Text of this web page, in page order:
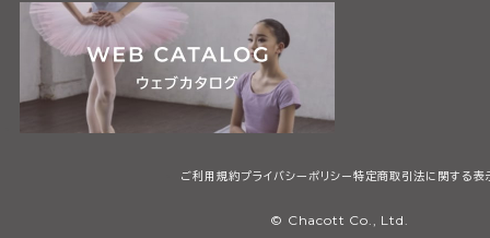
ご利用規約プライバシーポリシー特定商取引法に関する表
© Chacott Co., Ltd.